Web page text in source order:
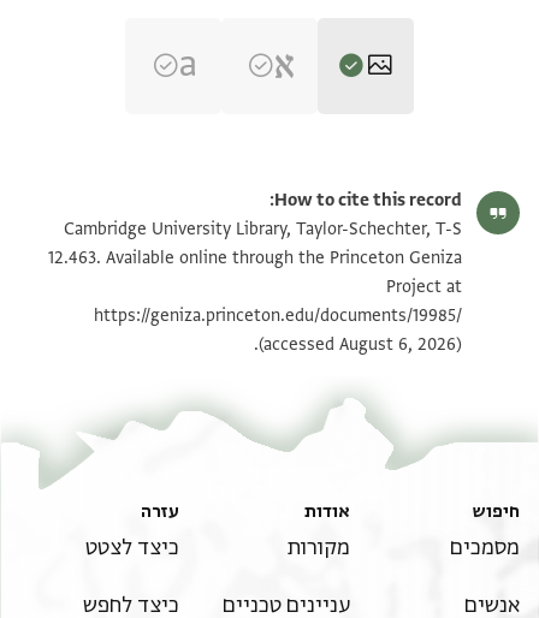
T-S 12.463 1v הגדל וסובב
תנאי היתר שימוש בתצלום
How to cite this record:
Cambridge University Library, Taylor-Schechter, T-S
12.463. Available online through the Princeton Geniza
Project at
https://geniza.princeton.edu/documents/19985/
(accessed August 6, 2026).
חיפוש
מסמכים
אנשים
אודות
מקורות
עניינים טכניים
עזרה
כיצד לצטט
כיצד לחפש